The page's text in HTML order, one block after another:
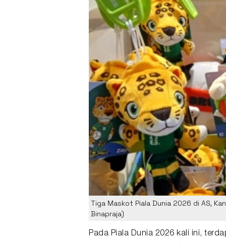
Tiga Maskot Piala Dunia 2026 di AS,
Binapraja)
Pada Piala Dunia 2026 kali ini,